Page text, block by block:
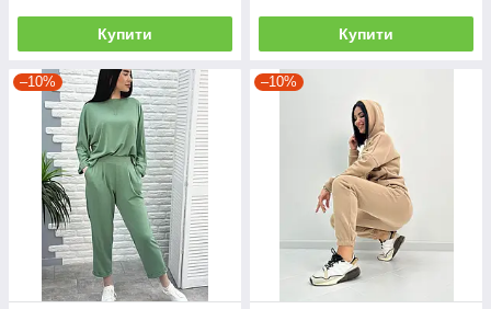
Купити Купити
–10% –10%